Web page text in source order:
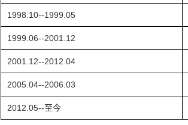
1998.10--1999.05
1999.06--2001.12
2001.12--2012.04
2005.04--2006.03
2012.05--至今